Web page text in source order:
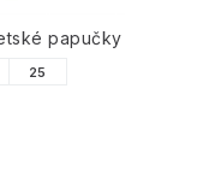
papučky
25